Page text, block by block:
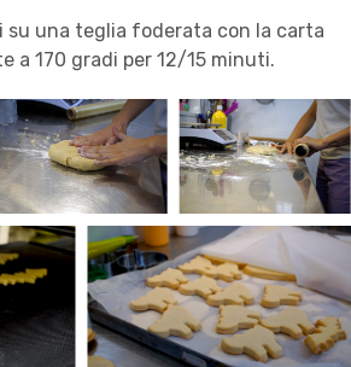
su una teglia foderata con la carta
a 170 gradi per 12/15 minuti.